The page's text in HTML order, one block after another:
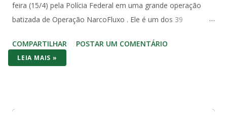
feira (15/4) pela Polícia Federal em uma grande operação
batizada de Operação NarcoFluxo . Ele é um dos 39
pela 5ª Vara Federal de Santos, no litoral paulista. A operação
investiga um grupo suspeito de lavagem de dinheiro com
COMPARTILHAR POSTAR UM COMENTÁRIO
LEIA MAIS »